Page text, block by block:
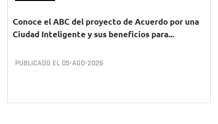
Conoce el ABC del proyecto de Acuerdo por una
Ciudad Inteligente y sus beneficios para...
PUBLICADO EL 05•AGO•2026